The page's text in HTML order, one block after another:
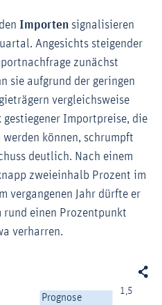
Importen signalisieren
Angesichts steigender
zunächst
sie aufgrund der geringen
vergleichsweise
Importpreise, die
können, schrumpft
deutlich. Nach einem
zweieinhalb Prozent im
vergangenen Jahr dürfte er
rund einen Prozentpunkt
verharren.